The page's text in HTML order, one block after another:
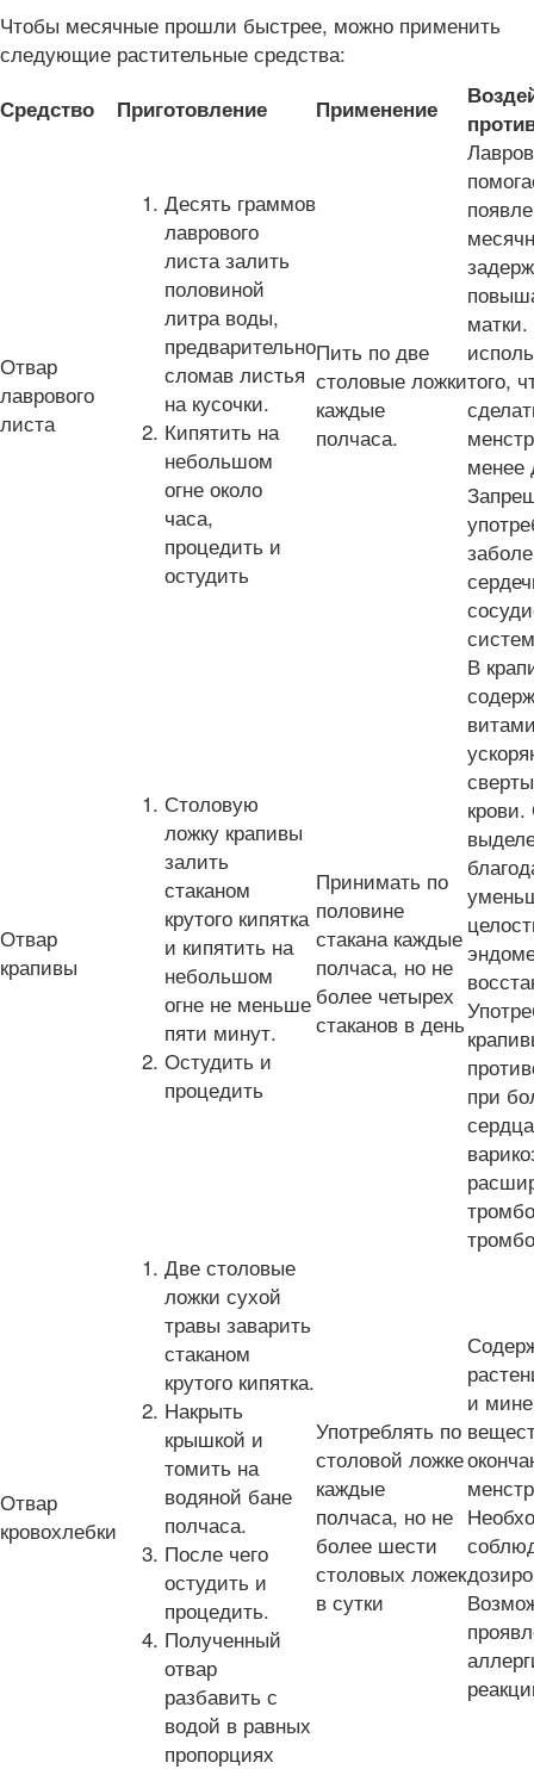
Чтобы месячные прошли быстрее, можно применить
следующие растительные средства:
Средство Приготовление Применение
Отвар
лаврового
листа
Десять граммов
лаврового
листа залить
половиной
литра воды,
предварительно
сломав листья
на кусочки.
Кипятить на
небольшом
огне около
часа,
процедить и
остудить
Пить по две
столовые ложки
каждые
полчаса.
того,
менее
Отвар
крапивы
Столовую
ложку крапивы
залить
стаканом
крутого кипятка
и кипятить на
небольшом
огне не меньше
пяти минут.
Остудить и
процедить
Принимать по
половине
стакана каждые
полчаса, но не
более четырех
стаканов в день
В
при
Отвар
кровохлебки
Две столовые
ложки сухой
травы заварить
стаканом
крутого кипятка.
Накрыть
крышкой и
томить на
водяной бане
полчаса.
После чего
остудить и
процедить.
Полученный
отвар
разбавить с
водой в равных
пропорциях
Употреблять по
столовой ложке
каждые
полчаса, но не
более шести
столовых ложек
в сутки
и